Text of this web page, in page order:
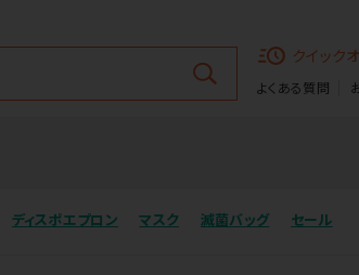
クイック
よくある質問
ディスポエプロン マスク 滅菌バッグ セール